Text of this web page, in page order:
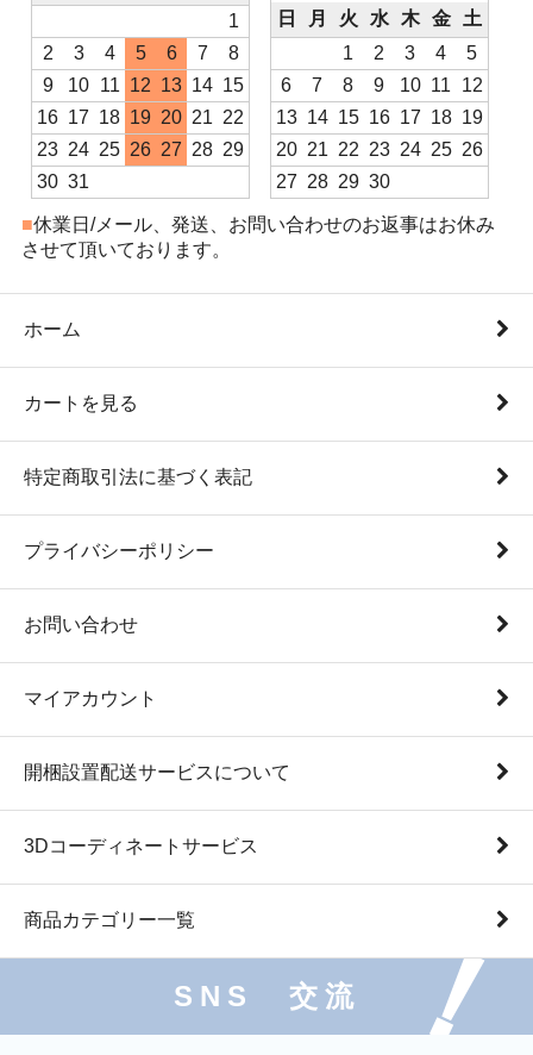
1
2
3 4 5 6 7
8
9
10 11 12 13 14 15
16 17 18 19 20 21 22
23 24 25 26 27 28 29
30 31
日
月 火 水 木 金
土
1
2 3 4
5
6
7 8 9 10 11
12
13 14 15 16 17 18 19
20 21 22 23 24 25 26
27 28 29 30
■休業日/メール、発送、お問い合わせのお返事はお休み
させて頂いております。
ホーム
カートを見る
特定商取引法に基づく表記
プライバシーポリシー
お問い合わせ
マイアカウント
開梱設置配送サービスについて
3Dコーディネートサービス
商品カテゴリー一覧
SNS 交流